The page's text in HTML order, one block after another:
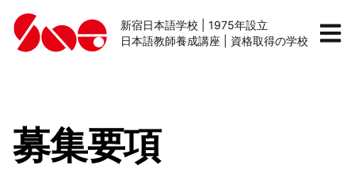
新宿日本語学校 | 1975年設立
日本語教師養成講座 | 資格取得の学校
募集要項